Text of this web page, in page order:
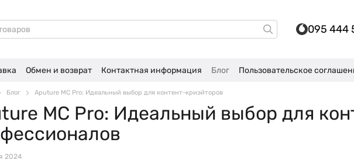
095 444
Обмен и возврат Контактная информация Блог Пользовательское
Блог Aputure MC Pro: Идеальный выбор для контент-криэйторов
MC Pro: Идеальный выбор для
2024